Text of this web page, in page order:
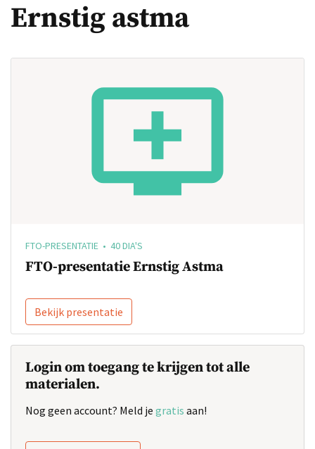
Ernstig astma
FTO-PRESENTATIE • 40 DIA'S
FTO-presentatie Ernstig Astma
Bekijk presentatie
Login om toegang te krijgen tot alle
materialen.
Nog geen account? Meld je gratis aan!